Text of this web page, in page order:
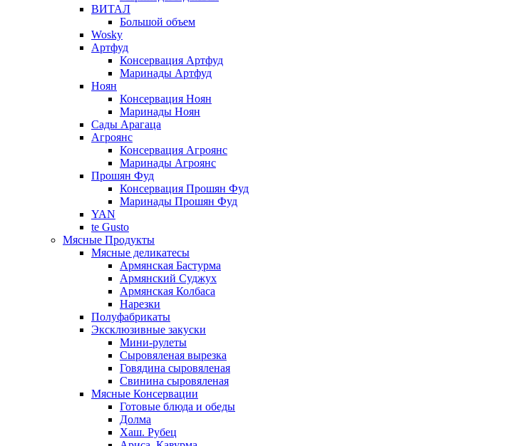
ВИТАЛ
Большой объем
Wosky
Артфуд
Консервация Артфуд
Маринады Артфуд
Ноян
Консервация Ноян
Маринады Ноян
Сады Арагаца
Агроянс
Консервация Агроянс
Маринады Агроянс
Прошян Фуд
Консервация Прошян Фуд
Маринады Прошян Фуд
YAN
te Gusto
Мясные Продукты
Мясные деликатесы
Армянская Бастурма
Армянский Суджух
Армянская Колбаса
Нарезки
Полуфабрикаты
Эксклюзивные закуски
Мини-рулеты
Сыровяленая вырезка
Говядина сыровяленая
Свинина сыровяленая
Мясные Консервации
Готовые блюда и обеды
Долма
Хаш. Рубец